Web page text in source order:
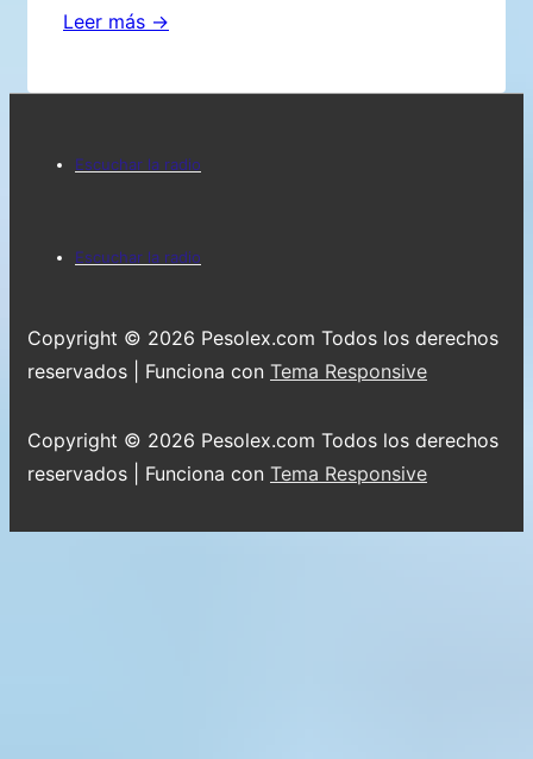
El
es
delito!
Adoniesis
Leer más →
Menú
pie
página
Escuchar la radio
Menú
pie
de
página
Escuchar la radio
Copyright © 2026 Pesolex.com Todos los derechos
reservados
| Funciona con Tema Responsive
Copyright © 2026 Pesolex.com Todos los derechos
reservados
| Funciona con Tema Responsive